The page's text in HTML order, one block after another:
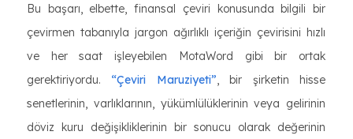
Bu başarı, elbette, finansal çeviri konusunda bilgili bir
çevirmen tabanıyla jargon ağırlıklı içeriğin çevirisini hızlı
ve her saat işleyebilen MotaWord gibi bir ortak
gerektiriyordu. “Çeviri Maruziyeti”, bir şirketin hisse
senetlerinin, varlıklarının, yükümlülüklerinin veya gelirinin
döviz kuru değişikliklerinin bir sonucu olarak değerinin